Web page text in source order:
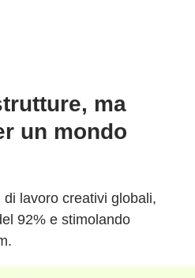
ma
un mondo
lavoro creativi globali,
92% e stimolando